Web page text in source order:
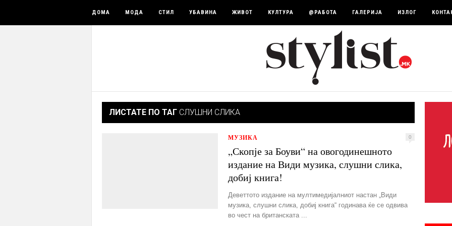
ДОМА МОДА СТИЛ УБАВИНА ЖИВОТ КУЛТУРА @РАБОТА ГАЛЕРИЈА ИЗЛОГ
ЛИСТАТЕ ПО ТАГ СЛУШНИ СЛИКА
МУЗИКА 0
„Скопје за Боуви“ на овогодинешното
издание на Види музика, слушни слика,
добиј книга!
Деветтото издание на мултимедијалниот настан „Види
музика, слушни слика, добиј книга“ годинава ќе се одвива
во чест на британската ...